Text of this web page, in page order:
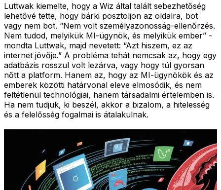
Luttwak kiemelte, hogy a Wiz által talált sebezhetőség
lehetővé tette, hogy bárki posztoljon az oldalra, bot
vagy nem bot. “Nem volt személyazonosság-ellenőrzés.
Nem tudod, melyikük MI-ügynök, és melyikük ember” -
mondta Luttwak, majd nevetett: “Azt hiszem, ez az
internet jövője.” A probléma tehát nemcsak az, hogy egy
adatbázis rosszul volt lezárva, vagy hogy túl gyorsan
nőtt a platform. Hanem az, hogy az MI-ügynökök és az
emberek közötti határvonal eleve elmosódik, és nem
feltétlenül technológiai, hanem társadalmi értelemben is.
Ha nem tudjuk, ki beszél, akkor a bizalom, a hitelesség
és a felelősség fogalmai is átalakulnak.